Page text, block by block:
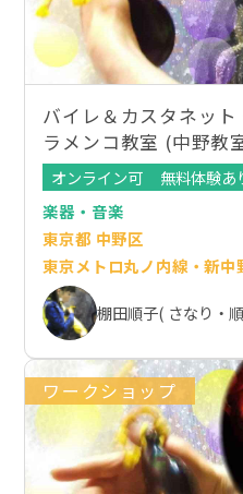
バイレ＆カスタネッ
ラメンコ教室 (中野教
オンライン可
無料体験あ
楽器・音楽
東京都 中野区
東京メトロ丸ノ内線・新中
棚田順子( さなり・
ワークショップ